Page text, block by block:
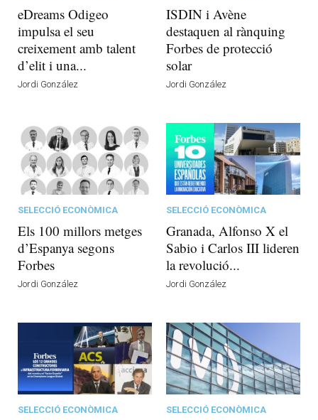
eDreams Odigeo
impulsa el seu
creixement amb talent
d’elit i una...
Jordi González
ISDIN i Avène
destaquen al rànquing
Forbes de protecció
solar
Jordi González
SELECCIÓ ECONÒMICA
Els 100 millors metges
d’Espanya segons
Forbes
Jordi González
SELECCIÓ ECONÒMICA
Granada, Alfonso X el
Sabio i Carlos III lideren
la revolució...
Jordi González
SELECCIÓ ECONÒMICA SELECCIÓ ECONÒMICA